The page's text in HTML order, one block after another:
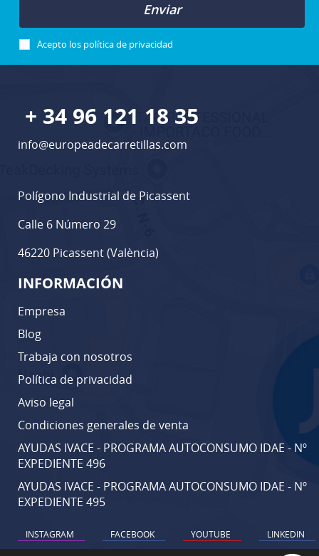
Enviar
Acepto los política de privacidad
+ 34 96 121 18 35
info@europeadecarretillas.com
Polígono Industrial de Picassent
Calle 6 Número 29
46220 Picassent (València)
INFORMACIÓN
Empresa
Blog
Trabaja con nosotros
Política de privacidad
Aviso legal
Condiciones generales de venta
AYUDAS IVACE - PROGRAMA AUTOCONSUMO IDAE - Nº
EXPEDIENTE 496
AYUDAS IVACE - PROGRAMA AUTOCONSUMO IDAE - Nº
EXPEDIENTE 495
INSTAGRAM FACEBOOK YOUTUBE LINKEDIN